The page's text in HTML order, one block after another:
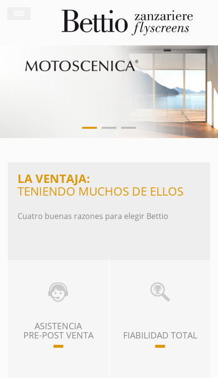
LA VENTAJA:
TENIENDO MUCHOS DE ELLOS
Cuatro buenas razones para elegir Bettio
ASISTENCIA
PRE-POST VENTA FIABILIDAD TOTAL